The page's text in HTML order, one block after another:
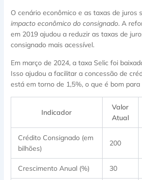
O cenário econômico e as taxas de juros
impacto econômico do consignado. A
em 2019 ajudou a reduzir as taxas de
consignado mais acessível.
Em março de 2024, a taxa Selic foi
Isso ajudou a facilitar a concessão de
está em torno de 1,5%, o que é bom para
Indicador
Valor
Atual
Crédito Consignado (em
bilhões)
200
Crescimento Anual (%) 30